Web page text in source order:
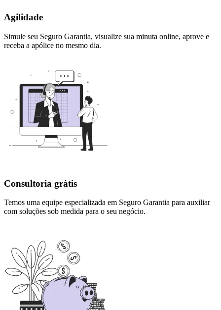
Agilidade
Simule seu Seguro Garantia, visualize sua minuta online, aprove e
receba a apólice no mesmo dia.
Consultoria grátis
Temos uma equipe especializada em Seguro Garantia para auxiliar
com soluções sob medida para o seu negócio.